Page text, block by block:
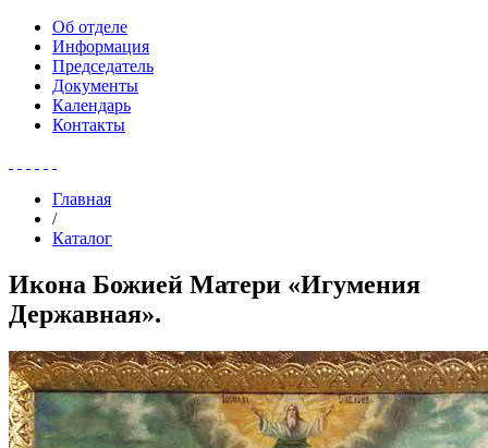
Об отделе
Информация
Председатель
Документы
Календарь
Контакты
Главная
/
Каталог
Икона Божией Матери «Игумения
Державная».